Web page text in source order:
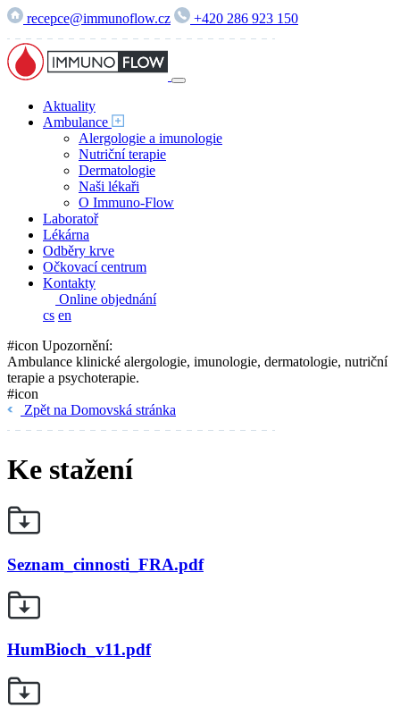
recepce@immunoflow.cz +420 286 923 150
Aktuality
Ambulance
Alergologie a imunologie
Nutriční terapie
Dermatologie
Naši lékaři
O Immuno-Flow
Laboratoř
Lékárna
Odběry krve
Očkovací centrum
Kontakty
Online objednání
cs en
#icon Upozornění:
Ambulance klinické alergologie, imunologie, dermatologie, nutriční
terapie a psychoterapie.
#icon
Zpět na Domovská stránka
Ke stažení
Seznam_cinnosti_FRA.pdf
HumBioch_v11.pdf